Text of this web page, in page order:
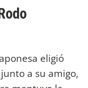
eligió
a su amigo,